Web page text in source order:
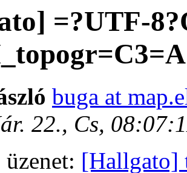
=?UTF-
buga at
22., Cs,
[Hallgato]